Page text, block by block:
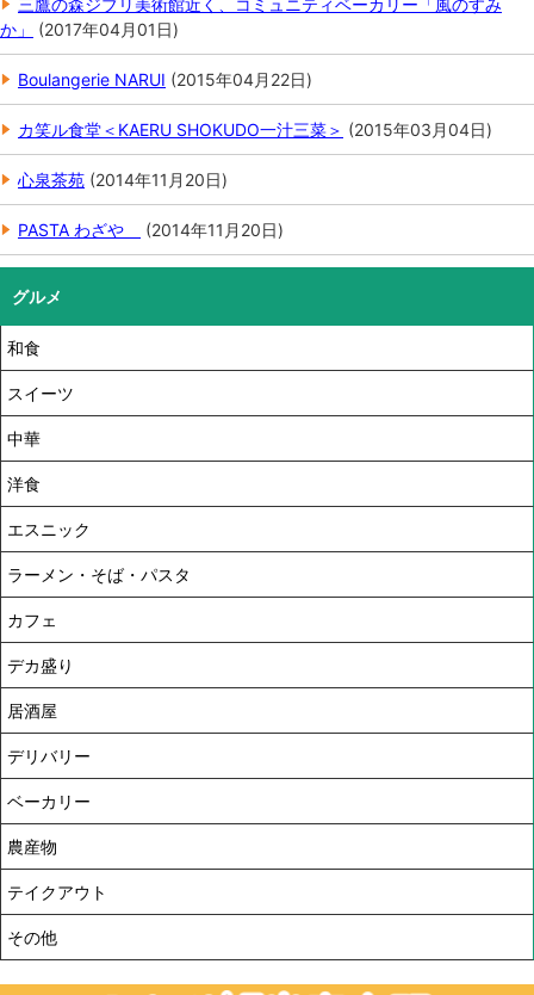
三鷹の森ジブリ美術館近く、コミュニティベーカリー「風のすみ
か」
(2017年04月01日)
Boulangerie NARUI (2015年04月22日)
カ笑ル食堂＜KAERU SHOKUDO一汁三菜＞ (2015年03月04日)
心泉茶苑 (2014年11月20日)
PASTA わざや (2014年11月20日)
グルメ
和食
スイーツ
中華
洋食
エスニック
ラーメン・そば・パスタ
カフェ
デカ盛り
居酒屋
デリバリー
ベーカリー
農産物
テイクアウト
その他